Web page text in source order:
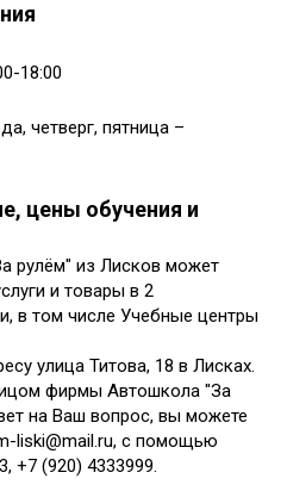
18:00
четверг, пятница –
цены обучения и
рулём" из Лисков может
и товары в 2
в том числе Учебные центры
улица Титова, 18 в Лисках.
фирмы Автошкола "За
на Ваш вопрос, вы можете
liski@mail.ru, с помощью
+7 (920) 4333999.